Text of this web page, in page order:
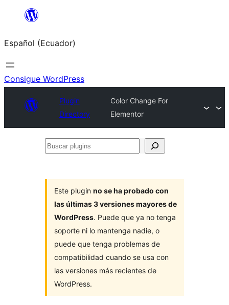
Saltar
contenido
Español (Ecuador)
Consigue WordPress
Plugin
Directory
Color Change For
Elementor
Buscar
Este plugin no se ha probado con
las últimas 3 versiones mayores de
WordPress. Puede que ya no tenga
soporte ni lo mantenga nadie, o
puede que tenga problemas de
compatibilidad cuando se usa con
las versiones más recientes de
WordPress.